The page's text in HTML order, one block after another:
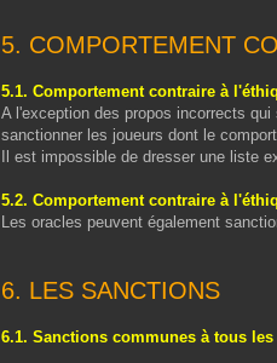
5. COMPORTEMENT
5.1. Comportement contraire à
A l'exception des propos incorrects
sanctionner les joueurs dont le
Il est impossible de dresser une liste
5.2. Comportement contraire à
Les oracles peuvent également
6. LES SANCTIONS
6.1. Sanctions communes à tous les